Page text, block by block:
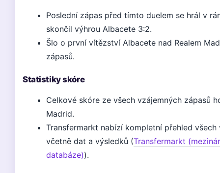
Poslední zápas před tímto duelem se hrál v
skončil výhrou Albacete 3:2.
Šlo o první vítězství Albacete nad Realem
zápasů.
Statistiky skóre
Celkové skóre ze všech vzájemných zápasů
Madrid.
Transfermarkt nabízí kompletní přehled všech
včetně dat a výsledků (Transfermarkt
databáze)).